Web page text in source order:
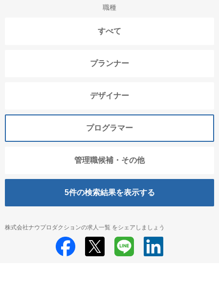
職種
すべて
プランナー
デザイナー
プログラマー
管理職候補・その他
5件の検索結果を表示する
株式会社ナウプロダクションの求人一覧 をシェアしましょう